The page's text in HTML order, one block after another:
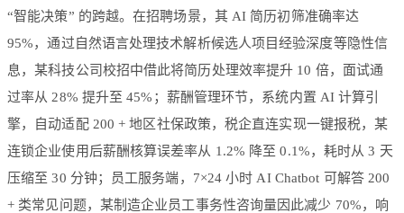
“智能决策” 的跨越。在招聘场景，其 AI 简历初筛准确率达
95%，通过自然语言处理技术解析候选人项目经验深度等隐性信
息，某科技公司校招中借此将简历处理效率提升 10 倍，面试通
过率从 28% 提升至 45%；薪酬管理环节，系统内置 AI 计算引
擎，自动适配 200 + 地区社保政策，税企直连实现一键报税，某
连锁企业使用后薪酬核算误差率从 1.2% 降至 0.1%，耗时从 3 天
压缩至 30 分钟；员工服务端，7×24 小时 AI Chatbot 可解答 200
+ 类常见问题，某制造企业员工事务性咨询量因此减少 70%，响